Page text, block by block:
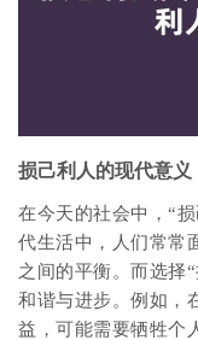
损己利人的现代意义
在今天的社会中，“
代生活中，人们常常
之间的平衡。而选择
和谐与进步。例如，
益，可能需要牺牲个